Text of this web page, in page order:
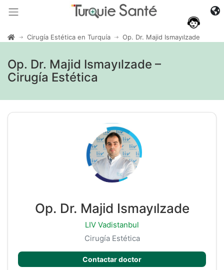
Cirugía Estética en Turquía Op. Dr. Majid Ismayılzade
Op. Dr. Majid Ismayılzade –
Cirugía Estética
Op. Dr. Majid Ismayılzade
LIV Vadistanbul
Cirugía Estética
Contactar doctor